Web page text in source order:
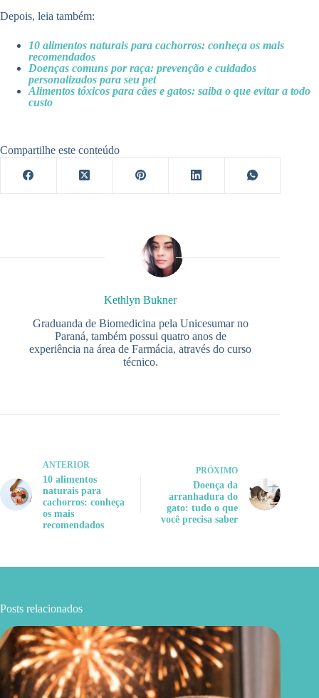
Depois, leia também:
10 alimentos naturais para cachorros: conheça os mais
recomendados
Doenças comuns por raça: prevenção e cuidados
personalizados para seu pet
Alimentos tóxicos para cães e gatos: saiba o que evitar a todo
custo
Compartilhe este conteúdo
Kethlyn Bukner
Graduanda de Biomedicina pela Unicesumar no
Paraná, também possui quatro anos de
experiência na área de Farmácia, através do curso
técnico.
ANTERIOR
10 alimentos
naturais para
cachorros: conheça
os mais
recomendados
PRÓXIMO
Doença da
arranhadura do
gato: tudo o que
você precisa saber
Posts relacionados